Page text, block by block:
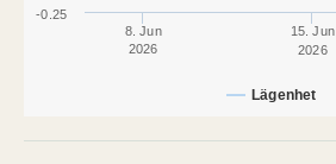
Lägenhet
8. Jun
2026
15. Jun
2026
-0.25